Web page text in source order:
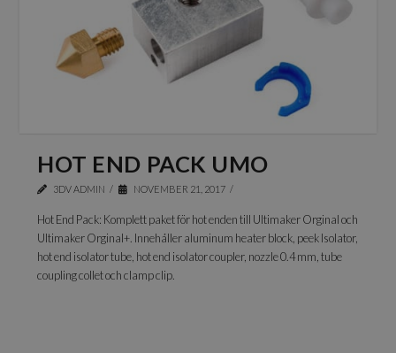
HOT END PACK UMO
3DV ADMIN NOVEMBER 21, 2017
Hot End Pack: Komplett paket för hot enden till Ultimaker Orginal och
Ultimaker Orginal+. Innehåller aluminum heater block, peek Isolator,
hot end isolator tube, hot end isolator coupler, nozzle 0.4 mm, tube
coupling collet och clamp clip.